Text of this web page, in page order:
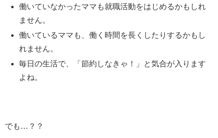
働いていなかったママも就職活動をはじめるかもしれ
ません。
働いているママも、働く時間を長くしたりするかもし
れません。
毎日の生活で、「節約しなきゃ！」と気合が入ります
よね。
でも…？？